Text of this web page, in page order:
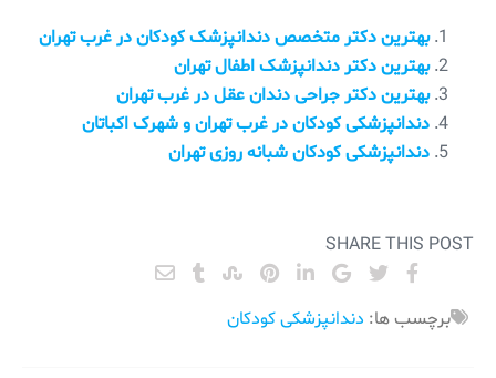
بهترین دکتر متخصص دندانپزشک کودکان در غرب تهران
بهترین دکتر دندانپزشک اطفال تهران
بهترین دکتر جراحی دندان عقل در غرب تهران
دندانپزشکی کودکان در غرب تهران و شهرک اکباتان
دندانپزشکی کودکان شبانه روزی تهران
SHARE THIS POST
برچسب ها: دندانپزشکی کودکان